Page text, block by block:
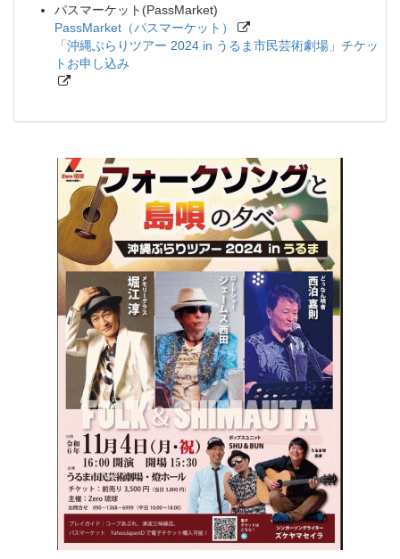
パスマーケット(PassMarket)
PassMarket（パスマーケット）
「沖縄ぶらりツアー 2024 in うるま市民芸術劇場」チケッ
トお申し込み